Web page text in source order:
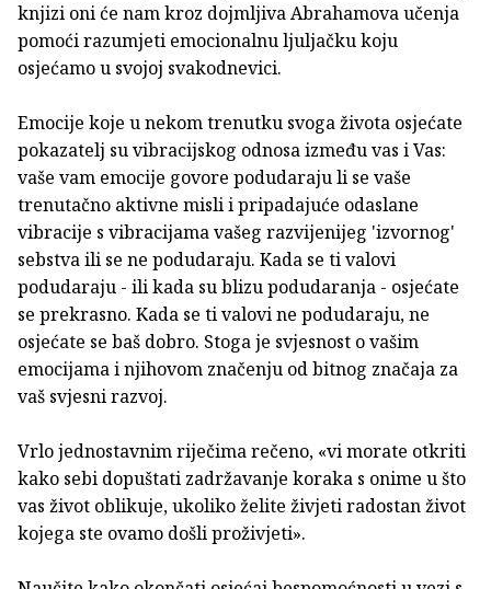
knjizi oni će nam kroz dojmljiva Abrahamova učenja
pomoći razumjeti emocionalnu ljuljačku koju
osjećamo u svojoj svakodnevici.
Emocije koje u nekom trenutku svoga života osjećate
pokazatelj su vibracijskog odnosa između vas i Vas:
vaše vam emocije govore podudaraju li se vaše
trenutačno aktivne misli i pripadajuće oda­slane
vibracije s vibracijama vašeg razvijenijeg 'izvornog'
sebstva ili se ne podudaraju. Kada se ti valovi
podudaraju - ili kada su blizu podudaranja - osjećate
se prekrasno. Kada se ti valovi ne poduda­raju, ne
osjećate se baš dobro. Stoga je svjesnost o vašim
emocijama i njihovom značenju od bitnog značaja za
vaš svjesni razvoj.
Vrlo jednostavnim riječima rečeno, «vi morate otkriti
kako sebi dopuštati zadržavanje koraka s onime u što
vas život oblikuje, ukoliko želite ži­vjeti radostan život
kojega ste ovamo došli proživjeti».